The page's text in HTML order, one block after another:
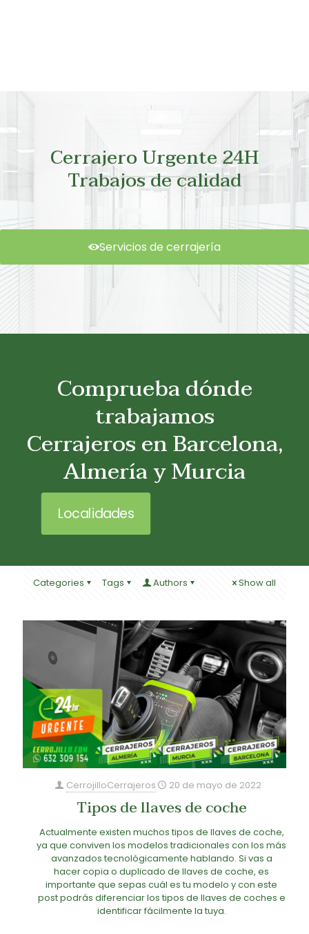
Cerrajero Urgente 24H
Trabajos de calidad
Servicios de cerrajería
Comprueba dónde
trabajamos
Cerrajeros en Barcelona,
Almería y Murcia
Localidades
Categories Tags Authors Show all
CerrojilloCerrajeros 20 de mayo de 2022
Tipos de llaves de coche
Actualmente existen muchos tipos de llaves de coche,
ya que conviven los modelos tradicionales con los más
avanzados tecnológicamente hablando. Si vas a
hacer copia o duplicado de llaves de coche, es
importante que sepas cuál es tu modelo y con este
post podrás diferenciar los tipos de llaves de coches e
identificar fácilmente la tuya.